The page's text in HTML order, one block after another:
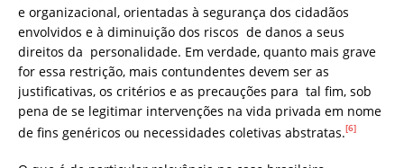
e organizacional, orientadas à segurança dos cidadãos
envolvidos e à diminuição dos riscos de danos a seus
direitos da personalidade. Em verdade, quanto mais grave
for essa restrição, mais contundentes devem ser as
justificativas, os critérios e as precauções para tal fim, sob
pena de se legitimar intervenções na vida privada em nome
de fins genéricos ou necessidades coletivas abstratas.[6]